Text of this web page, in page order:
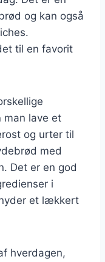
og kan også
til en favorit
man lave et
og urter til
med
Det er en god
i
et lækkert
hverdagen,